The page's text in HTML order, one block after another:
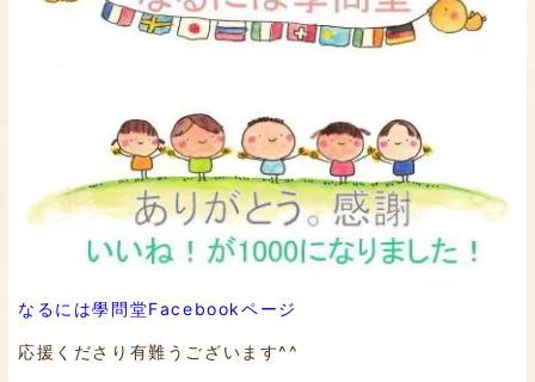
なるには學問堂Facebookページ
応援くださり有難うございます^^